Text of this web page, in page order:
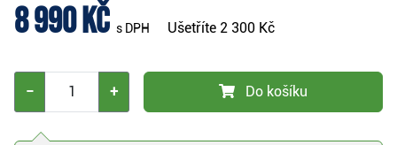
8 990 Kč s DPH Ušetříte 2 300 Kč
− + Do košíku